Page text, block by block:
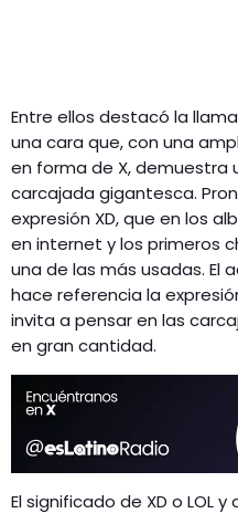
Entre ellos destacó la
una cara que, con una
en forma de X, demuestra
carcajada gigantesca.
expresión XD, que en los
en internet y los primeros
una de las más usadas. El
hace referencia la
invita a pensar en las
en gran cantidad.
El significado de XD o LOL